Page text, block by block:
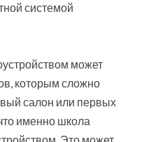
системой
может
которым сложно
салон или первых
именно школа